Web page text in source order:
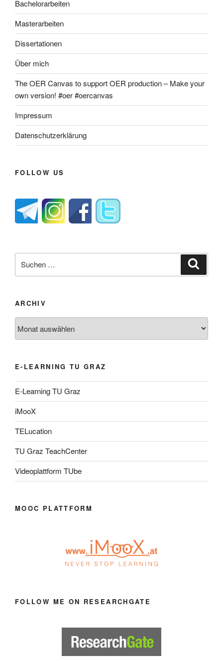
Bachelorarbeiten
Masterarbeiten
Dissertationen
Über mich
The OER Canvas to support OER production – Make your
own version! #oer #oercanvas
Impressum
Datenschutzerklärung
FOLLOW US
nach:
ARCHIV
E-LEARNING TU GRAZ
E-Learning TU Graz
iMooX
TELucation
TU Graz TeachCenter
Videoplattform TUbe
MOOC PLATTFORM
FOLLOW ME ON RESEARCHGATE